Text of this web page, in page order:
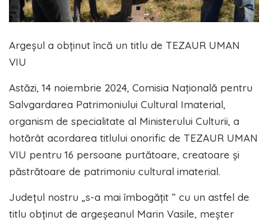
Argeșul a obținut încă un titlu de TEZAUR UMAN
VIU
Astăzi, 14 noiembrie 2024, Comisia Națională pentru
Salvgardarea Patrimoniului Cultural Imaterial,
organism de specialitate al Ministerului Culturii, a
hotărât acordarea titlului onorific de TEZAUR UMAN
VIU pentru 16 persoane purtătoare, creatoare și
păstrătoare de patrimoniu cultural imaterial.
Județul nostru „s-a mai îmbogățit ” cu un astfel de
titlu obținut de argeșeanul Marin Vasile, meșter